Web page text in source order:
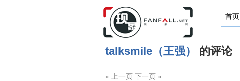
首页
talksmile（王强） 的评论
« 上一页 下一页 »